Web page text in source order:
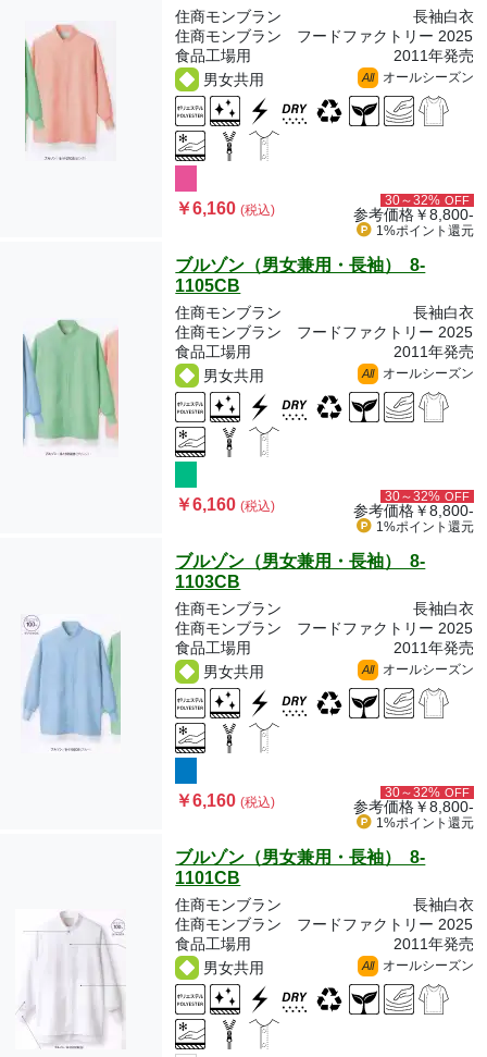
住商モンブラン
長袖白衣
住商モンブラン フードファクトリー 2025
食品工場用
2011年発売
男女共用
All オールシーズン
￥6,160(税込)
30～32% OFF
参考価格￥8,800-
1%ポイント 還元
ブルゾン（男女兼用・長袖） 8-
1105CB
住商モンブラン
長袖白衣
住商モンブラン フードファクトリー 2025
食品工場用
2011年発売
男女共用
All オールシーズン
￥6,160(税込)
30～32% OFF
参考価格￥8,800-
1%ポイント 還元
ブルゾン（男女兼用・長袖） 8-
1103CB
住商モンブラン
長袖白衣
住商モンブラン フードファクトリー 2025
食品工場用
2011年発売
男女共用
All オールシーズン
￥6,160(税込)
30～32% OFF
参考価格￥8,800-
1%ポイント 還元
ブルゾン（男女兼用・長袖） 8-
1101CB
住商モンブラン
長袖白衣
住商モンブラン フードファクトリー 2025
食品工場用
2011年発売
男女共用
All オールシーズン